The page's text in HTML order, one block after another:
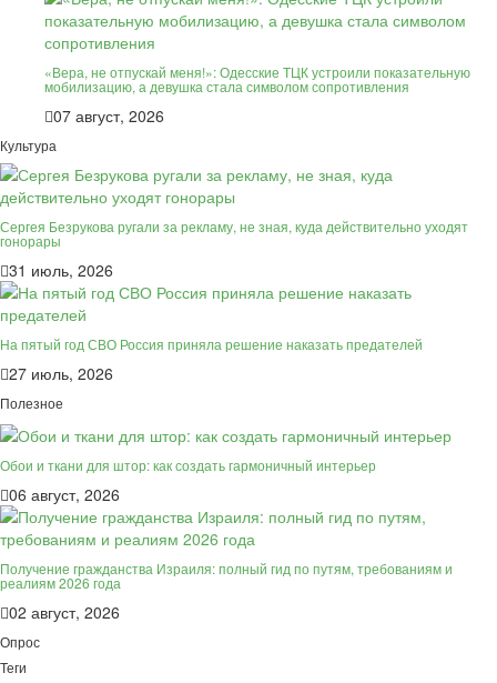
«Вера, не отпускай меня!»: Одесские ТЦК устроили показательную
мобилизацию, а девушка стала символом сопротивления
07 август, 2026
Культура
Сергея Безрукова ругали за рекламу, не зная, куда действительно уходят
гонорары
31 июль, 2026
На пятый год СВО Россия приняла решение наказать предателей
27 июль, 2026
Полезное
Обои и ткани для штор: как создать гармоничный интерьер
06 август, 2026
Получение гражданства Израиля: полный гид по путям, требованиям и
реалиям 2026 года
02 август, 2026
Опрос
Теги